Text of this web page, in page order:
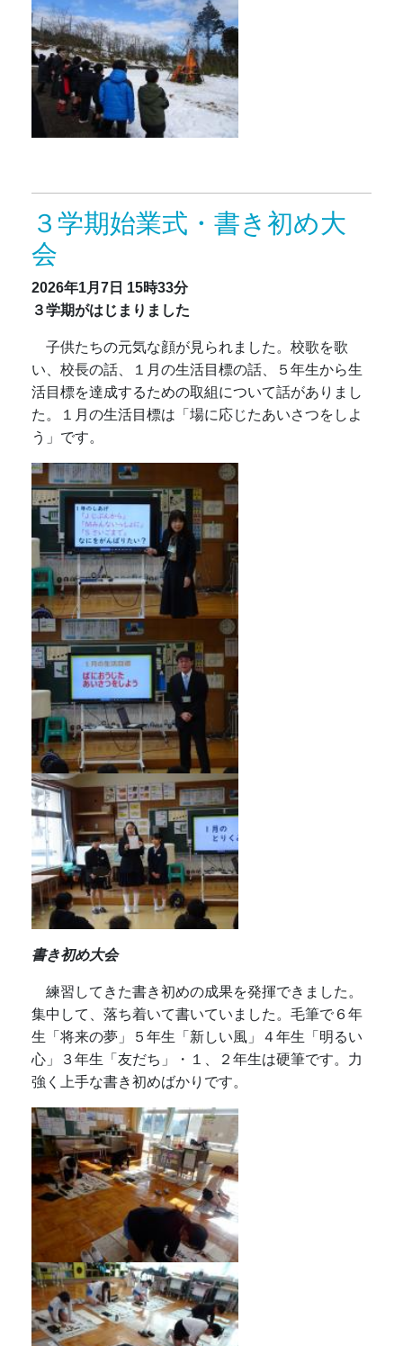
３学期始業式・書き初め大
会
2026年1月7日 15時33分
３学期がはじまりました
子供たちの元気な顔が見られました。校歌を歌
い、校長の話、１月の生活目標の話、５年生から生
活目標を達成するための取組について話がありまし
た。１月の生活目標は「場に応じたあいさつをしよ
う」です。
書き初め大会
練習してきた書き初めの成果を発揮できました。
集中して、落ち着いて書いていました。毛筆で６年
生「将来の夢」５年生「新しい風」４年生「明るい
心」３年生「友だち」・１、２年生は硬筆です。力
強く上手な書き初めばかりです。